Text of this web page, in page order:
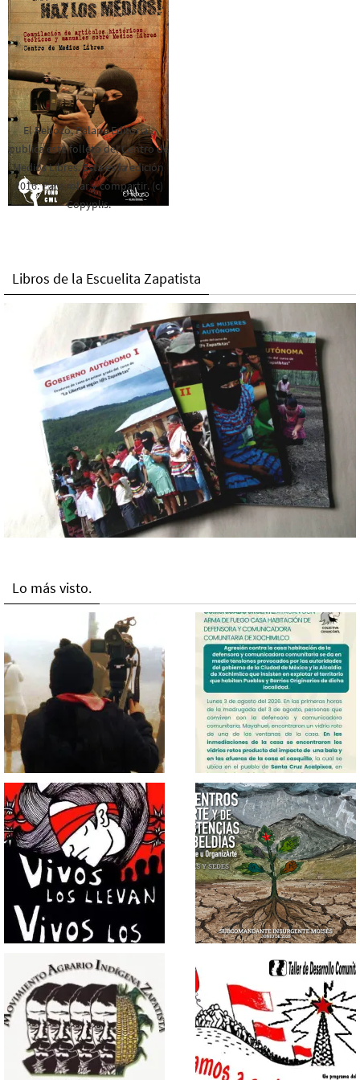
El Rebozo, Palapa Editorial,
publica este folleto del Centro de
Medios Libres. Esta es la edición
2016. Para rolar y compartir. (c)
Copyplis.
Libros de la Escuelita Zapatista
Lo más visto.